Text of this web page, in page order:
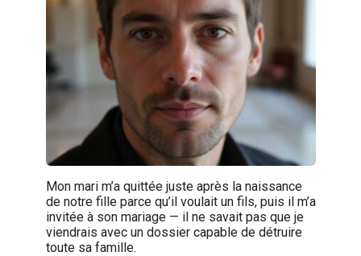
Mon mari m’a quittée juste après la naissance
de notre fille parce qu’il voulait un fils, puis il m’a
invitée à son mariage — il ne savait pas que je
viendrais avec un dossier capable de détruire
toute sa famille.